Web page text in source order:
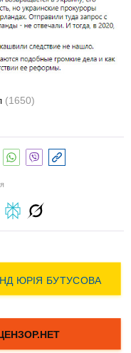
(1650)